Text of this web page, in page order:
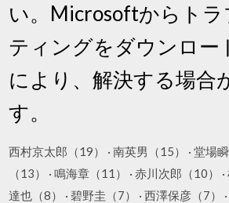
い。Microsoftからトラ
ティングをダウンロー
により、解決する場合
す。
西村京太郎（19） · 南英男（15） · 堂場
（13） · 鳴海章（11） · 赤川次郎（10）
達也（8） · 碧野圭（7） · 西澤保彦（7）